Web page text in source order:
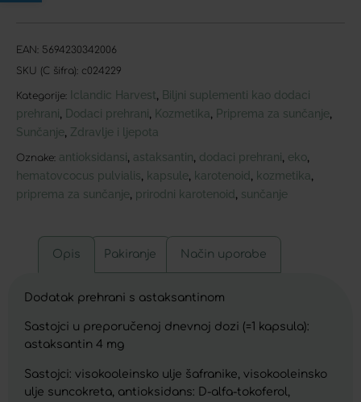
EAN: 5694230342006
SKU (C šifra): c024229
Kategorije: Iclandic Harvest Biljni suplementi kao dodaci
prehrani Dodaci prehrani Kozmetika Priprema za sunčanje
Sunčanje Zdravlje i ljepota
Oznake: antioksidansi astaksantin dodaci prehrani eko
hematovcocus pulvialis kapsule karotenoid kozmetika
priprema za sunčanje prirodni karotenoid sunčanje
Opis Pakiranje Način uporabe
Dodatak prehrani s astaksantinom
Sastojci u preporučenoj dnevnoj dozi (=1 kapsula):
astaksantin 4 mg
Sastojci: visokooleinsko ulje šafranike, visokooleinsko
ulje suncokreta, antioksidans: D-alfa-tokoferol,